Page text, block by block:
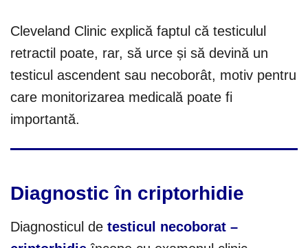
Cleveland Clinic explică faptul că testiculul
retractil poate, rar, să urce și să devină un
testicul ascendent sau necoborât, motiv pentru
care monitorizarea medicală poate fi
importantă.
Diagnostic în criptorhidie
Diagnosticul de testicul necoborat –